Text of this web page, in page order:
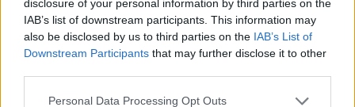
disclosure of your personal information by third parties on the
IAB’s list of downstream participants. This information may
also be disclosed by us to third parties on the IAB’s List of
Downstream Participants that may further disclose it to other
Please note that this website/app uses one or more Google
Personal Data Processing Opt Outs
Δράσεων, του Τμήματος Δίωξης και
Εξιχνίασης Εγκλημάτων Ασπρόπυργου και
αστυνομικού σκύλου.